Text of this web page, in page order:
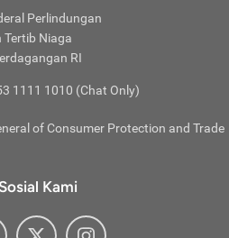
Perlindungan
Tertib Niaga
RI
1111 1010 (Chat Only)
of Consumer Protection and Trade
Kami